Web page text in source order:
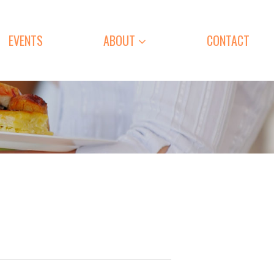
EVENTS ABOUT CONTACT